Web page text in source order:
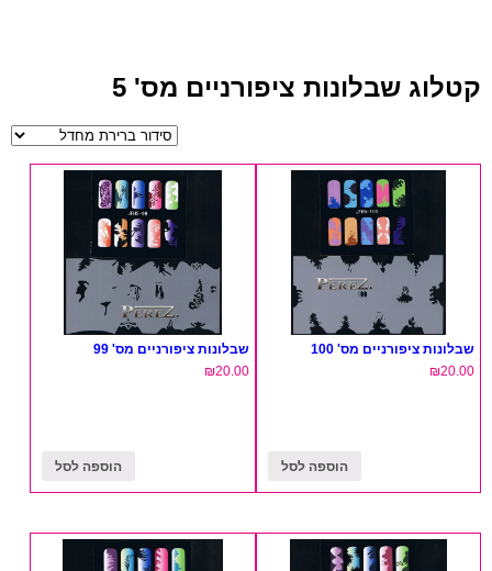
קטלוג שבלונות ציפורניים מס' 5
שבלונות ציפורניים מס' 100
₪20.00
הוספה לסל
שבלונות ציפורניים מס' 99
₪20.00
הוספה לסל